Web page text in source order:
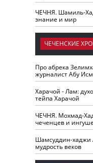
ЧЕЧНЯ. Шамиль-
знание и мир
ЧЕЧЕНСКИЕ
Про абрека
журналист Абу
Харачой - Лам:
тейпа Харачой
ЧЕЧНЯ. Мохмад-
чеченцев и
Шамсуддин-хаджи
мудрость веков